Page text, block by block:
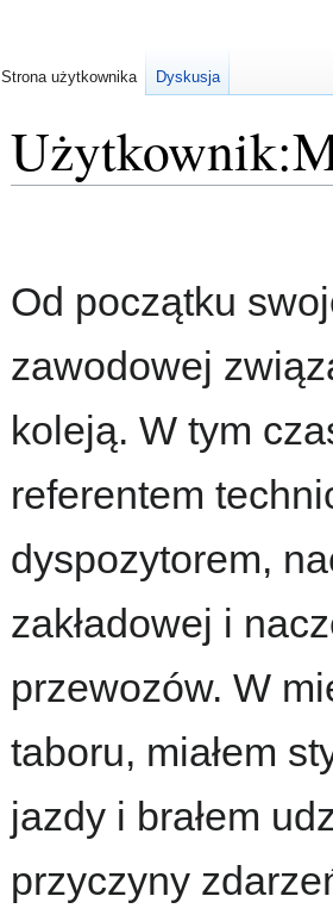
Od początku
zawodowej
koleją. W tym
referentem
dyspozytorem,
zakładowej i
przewozów. W
taboru, miałem
jazdy i brałem
przyczyny
Strona użytkownika Dyskusja